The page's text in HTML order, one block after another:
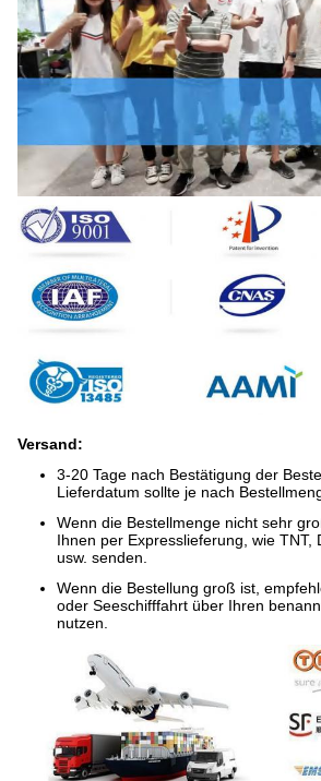
Versand:
3-20 Tage nach Bestätigung der
Lieferdatum sollte je nach
Wenn die Bestellmenge nicht sehr
Ihnen per Expresslieferung, wie TNT,
usw. senden.
Wenn die Bestellung groß ist,
oder Seeschifffahrt über Ihren
nutzen.